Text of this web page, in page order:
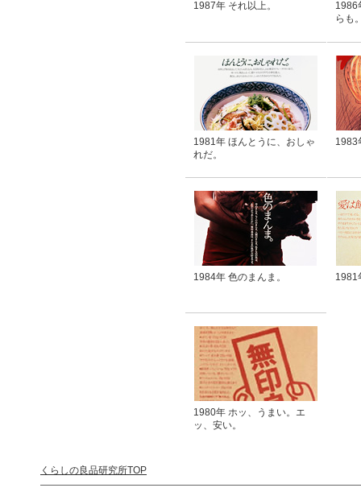
1987年 それ以上。
1986
らも
1981年 ほんとうに、おしゃ
れだ。
1983
1984年 色のまんま。 1981
1980年 ホッ、うまい。エ
ッ、安い。
くらしの良品研究所TOP